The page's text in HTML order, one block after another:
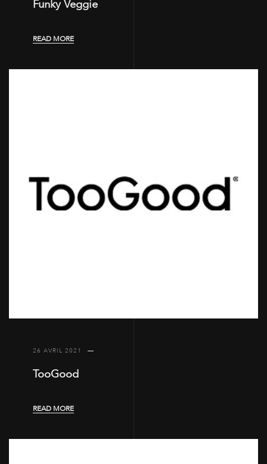
Funky Veggie
READ MORE
26 AVRIL 2021
TooGood
READ MORE